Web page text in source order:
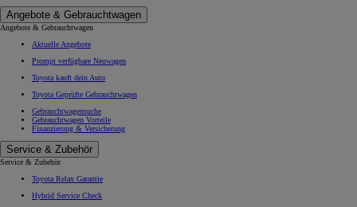
Angebote & Gebrauchtwagen
Angebote & Gebrauchtwagen
Aktuelle Angebote
Prompt verfügbare Neuwagen
Toyota kauft dein Auto
Toyota Geprüfte Gebrauchtwagen
Gebrauchtwagensuche
Gebrauchtwagen Vorteile
Finanzierung & Versicherung
Service & Zubehör
Service & Zubehör
Toyota Relax Garantie
Hybrid Service Check